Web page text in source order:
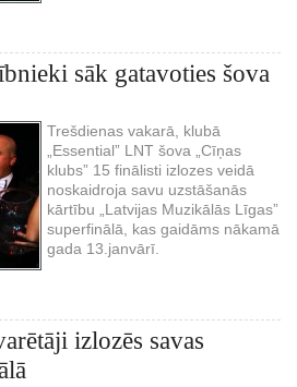
sāk gatavoties šova
Trešdienas vakarā, klubā
„Essential” LNT šova „Cīņas
klubs” 15 finālisti izlozes veidā
noskaidroja savu uzstāšanās
kārtību „Latvijas Muzikālās Līgas”
superfinālā, kas gaidāms nākamā
gada 13.janvārī.
izlozēs savas